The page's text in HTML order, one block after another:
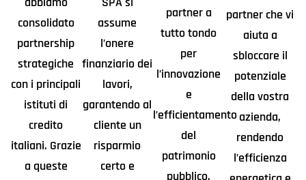
consolidato
partnership
strategiche
con i principali
istituti di
credito
italiani. Grazie
a queste
assume
l’onere
finanziario dei
lavori,
garantendo al
cliente un
risparmio
certo e
partner a
tutto tondo
per
l’innovazione
e
l’efficientamento
del
patrimonio
pubblico.
partner che vi
aiuta a
sbloccare il
potenziale
della vostra
azienda,
rendendo
l’efficienza